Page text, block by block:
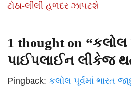
ટોઠા-લીલી હળદર ઝાપટશે
1 thought on “કલોલ
પાઈપલાઈન લીકેજ
Pingback: કલોલ પૂર્વમાં ભારત